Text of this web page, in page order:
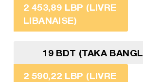
2 453,89 LBP (LIVRE
LIBANAISE)
19 BDT (TAKA
2 590,22 LBP (LIVRE